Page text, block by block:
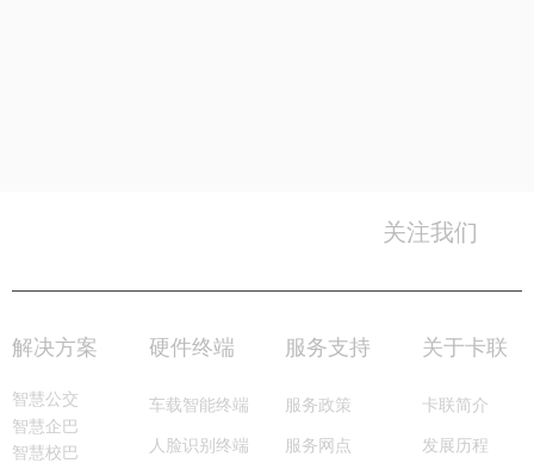
关注我们
智慧公交
智慧企巴
智慧校巴
解决方案 硬件终端
车载智能终端
人脸识别终端
服务支持
服务政策
服务网点
关于卡联
卡联简介
发展历程